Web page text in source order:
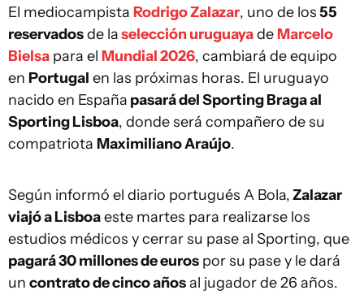
El mediocampista Rodrigo Zalazar, uno de los55
reservadosde laselección uruguayade Marcelo
Bielsa para el Mundial 2026, cambiará de equipo
en Portugal en las próximas horas. El uruguayo
nacido en España pasará del Sporting Braga al
Sporting Lisboa, donde será compañero de su
compatriota Maximiliano Araújo.
Según informó el diario portugués A Bola,Zalazar
viajó a Lisboaeste martes para realizarse los
estudios médicos y cerrar su pase al Sporting, que
pagará 30 millones de euros por su pase y le dará
un contrato de cinco añosal jugador de 26 años.